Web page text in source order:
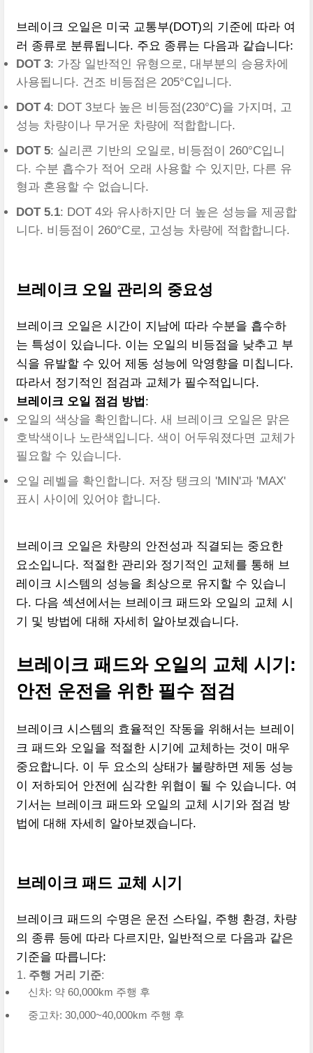
브레이크 오일은 미국 교통부(DOT)의 기준에 따라 여
러 종류로 분류됩니다. 주요 종류는 다음과 같습니다:
DOT 3: 가장 일반적인 유형으로, 대부분의 승용차에
사용됩니다. 건조 비등점은 205°C입니다.
DOT 4: DOT 3보다 높은 비등점(230°C)을 가지며, 고
성능 차량이나 무거운 차량에 적합합니다.
DOT 5: 실리콘 기반의 오일로, 비등점이 260°C입니
다. 수분 흡수가 적어 오래 사용할 수 있지만, 다른 유
형과 혼용할 수 없습니다.
DOT 5.1: DOT 4와 유사하지만 더 높은 성능을 제공합
니다. 비등점이 260°C로, 고성능 차량에 적합합니다.
브레이크 오일 관리의 중요성
브레이크 오일은 시간이 지남에 따라 수분을 흡수하
는 특성이 있습니다. 이는 오일의 비등점을 낮추고 부
식을 유발할 수 있어 제동 성능에 악영향을 미칩니다.
따라서 정기적인 점검과 교체가 필수적입니다.
브레이크 오일 점검 방법 :
오일의 색상을 확인합니다. 새 브레이크 오일은 맑은
호박색이나 노란색입니다. 색이 어두워졌다면 교체가
필요할 수 있습니다.
오일 레벨을 확인합니다. 저장 탱크의 'MIN'과 'MAX'
표시 사이에 있어야 합니다.
브레이크 오일은 차량의 안전성과 직결되는 중요한
요소입니다. 적절한 관리와 정기적인 교체를 통해 브
레이크 시스템의 성능을 최상으로 유지할 수 있습니
다. 다음 섹션에서는 브레이크 패드와 오일의 교체 시
기 및 방법에 대해 자세히 알아보겠습니다.
브레이크 패드와 오일의 교체 시기:
안전 운전을 위한 필수 점검
브레이크 시스템의 효율적인 작동을 위해서는 브레이
크 패드와 오일을 적절한 시기에 교체하는 것이 매우
중요합니다. 이 두 요소의 상태가 불량하면 제동 성능
이 저하되어 안전에 심각한 위협이 될 수 있습니다. 여
기서는 브레이크 패드와 오일의 교체 시기와 점검 방
법에 대해 자세히 알아보겠습니다.
브레이크 패드 교체 시기
브레이크 패드의 수명은 운전 스타일, 주행 환경, 차량
의 종류 등에 따라 다르지만, 일반적으로 다음과 같은
기준을 따릅니다:
주행 거리 기준:
신차: 약 60,000km 주행 후
중고차: 30,000~40,000km 주행 후